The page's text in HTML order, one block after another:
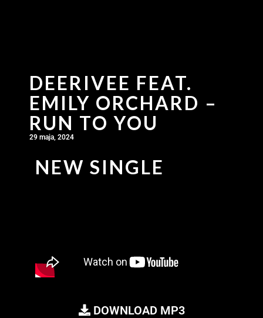
DEERIVEE FEAT.
EMILY ORCHARD –
RUN TO YOU
29 maja, 2024
NEW SINGLE
DOWNLOAD MP3